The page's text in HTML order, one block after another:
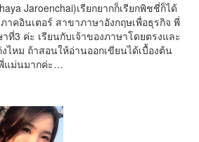
Jaroenchai)เรียกยากก็เรียกพิชชี่ก็ได้
าคอินเตอร์ สาขาภาษาอังกฤษเพื่อธุรกิจ พี่
ที่3 ค่ะ เรียนกับเจ้าของภาษาโดยตรงและ
ไหม ถ้าสอนให้อ่านออกเขียนได้เบื้องต้น
แม่นมากค่ะ…